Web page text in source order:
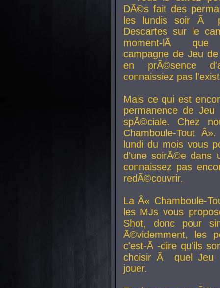
DÃ©s fait des
les lundis soir Ã
Descartes sur le
moment-lÃ que
campagne de Jeu
en prÃ©sence
connaissiez pas
Mais ce qui est
permanence de
spÃ©ciale. Chez
Chamboule-Tout
lundi du mois vous
d'une soirÃ©e dans
connaissez pas
redÃ©couvrir.
La Â« Chamboule-
les MJs vous
Shot, donc pour
Ã©videmment, les
c'est-Ã -dire qu'ils
choisir Ã quel Jeu
jouer.